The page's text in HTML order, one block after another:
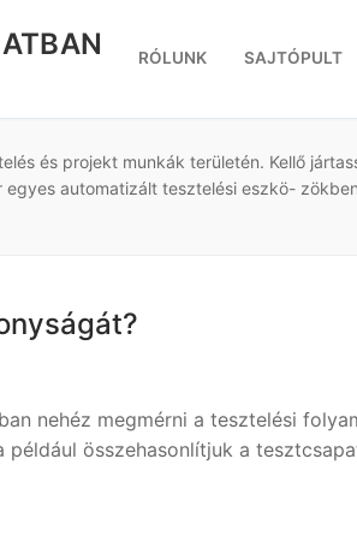
RÓLUNK SAJTÓPULT
és projekt munkák területén. Kellő
automatizált tesztelési eszkö-
nehéz megmérni a tesztelési
például összehasonlítjuk a